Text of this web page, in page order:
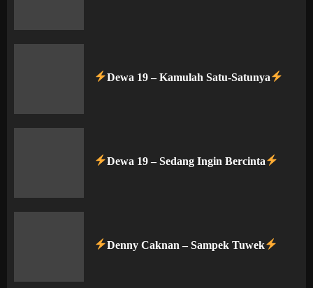
Dewa 19 – Kamulah Satu-Satunya
Dewa 19 – Sedang Ingin Bercinta
Denny Caknan – Sampek Tuwek